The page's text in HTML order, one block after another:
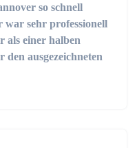
so schnell
war sehr professionell
als einer halben
ausgezeichneten